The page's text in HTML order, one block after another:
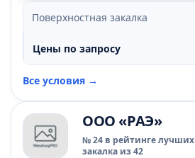
Поверхностная закалка
Цены по запросу
Все условия →
ООО «РАЭ»
№ 24 в рейтинге лучших
закалка из 42